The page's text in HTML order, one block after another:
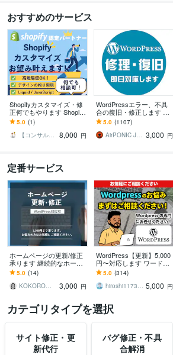
おすすめのサービス
Shopifyカスタマイズ・修
正何でもやります Shopify
のプロがデザイン/機能開
発/カスタマイズ対応！
5.0 (1)
【コンサル・マーケ・エンジニア】Dai
8,000 円
WordPressエラー、不具
合の復旧・修正します ワ
ードプレスログイン、マ
ルウェア、サイトエラー
改善を即日対応
5.0 (1107)
AirPONIC JOHN（ジョン） 3,000 円
定番サービス
ホームページの更新/修正
承ります 継続的なホーム
ページ運用/保守メンテナ
ンスもご相談ください
5.0 (14)
KOKORO企画_HP制作
3,000 円
WordPress【更新】5,000
円〜対応します ワードプ
レスの更新・修正・不具
合・カスタマイズ・SEO
5.0 (314)
hiroshi1173（Web解析士） 5,000 円
カテゴリタイプを選択
サイト修正・更
新代行
バグ修正・不具
合解消